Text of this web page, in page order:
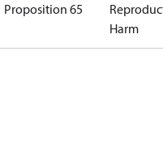
Proposition 65
Harm